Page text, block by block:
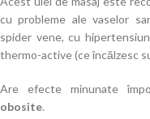
cu probleme ale vaselor
spider vene, cu
thermo-active (ce încălzesc
Are efecte minunate
obosite.